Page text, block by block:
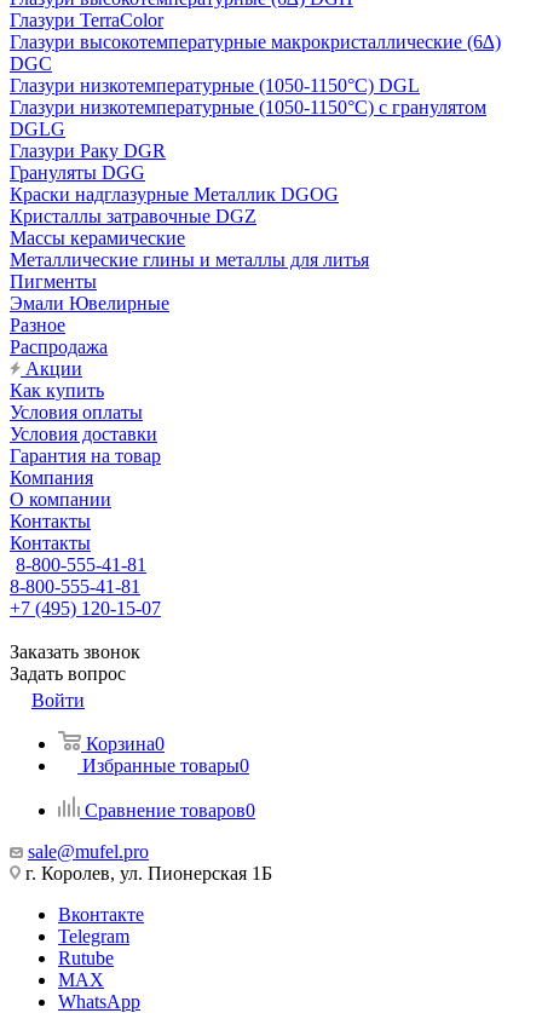
Глазури TerraColor
Глазури высокотемпературные макрокристаллические (6∆)
DGC
Глазури низкотемпературные (1050-1150°С) DGL
Глазури низкотемпературные (1050-1150°С) с гранулятом
DGLG
Глазури Раку DGR
Грануляты DGG
Краски надглазурные Металлик DGOG
Кристаллы затравочные DGZ
Массы керамические
Металлические глины и металлы для литья
Пигменты
Эмали Ювелирные
Разное
Распродажа
Акции
Как купить
Условия оплаты
Условия доставки
Гарантия на товар
Компания
О компании
Контакты
Контакты
8-800-555-41-81
8-800-555-41-81
+7 (495) 120-15-07
Заказать звонок
Задать вопрос
Войти
Корзина0
Избранные товары0
Сравнение товаров0
sale@mufel.pro
г. Королев, ул. Пионерская 1Б
Вконтакте
Telegram
Rutube
MAX
WhatsApp